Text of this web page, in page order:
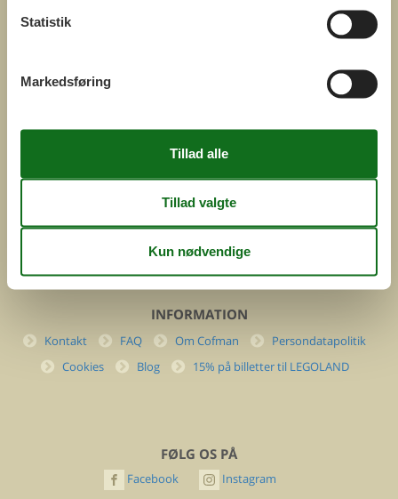
DK-7400 Herning
Cofman.com
Momsnr.: DK26347688
(+45) 7877 0427
INFORMATION
Kontakt FAQ Om Cofman
Persondatapolitik
Cookies
Blog 15% på billetter til LEGOLAND
FØLG OS PÅ
Facebook Instagram
Statistik
Markedsføring